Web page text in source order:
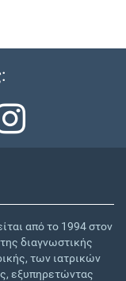
από το 1994 στον
διαγνωστικής
των ιατρικών
εξυπηρετώντας